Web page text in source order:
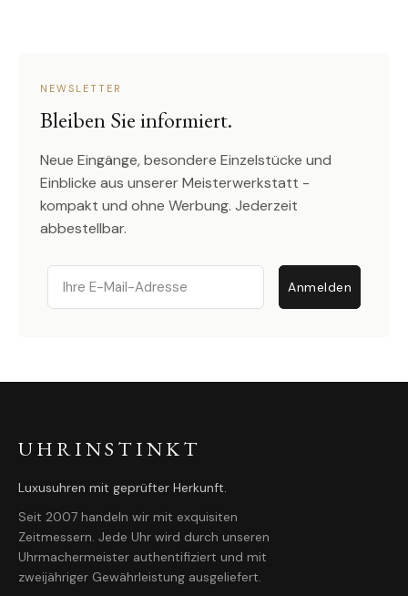
NEWSLETTER
Bleiben Sie informiert.
Neue Eingänge, besondere Einzelstücke und
Einblicke aus unserer Meisterwerkstatt -
kompakt und ohne Werbung. Jederzeit
abbestellbar.
Email
Anmelden
UHRINSTINKT
Luxusuhren mit geprüfter Herkunft.
Seit 2007 handeln wir mit exquisiten
Zeitmessern. Jede Uhr wird durch unseren
Uhrmachermeister authentifiziert und mit
zweijähriger Gewährleistung ausgeliefert.